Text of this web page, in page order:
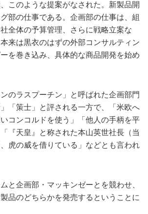
このような提案がなされた。新製品開
部の仕事である。企画部の仕事は、組
全体の予算管理、さらに戦略立案な
来は黒衣のはずの外部コンサルティン
を巻き込み、具体的な商品開発を始め
のラスプーチン」と呼ばれた企画部門
「策士」と評される一方で、「米欧へ
コンコルドを使う」「他人の手柄を平
『天皇』と称された本山英世社長（当
虎の威を借りている」などとも言われ
と企画部・マッキンゼーとを競わせ、
品のどちらかを発売するということに